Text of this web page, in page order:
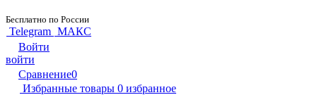
Бесплатно по России
Telegram МАКС
Войти
войти
Сравнение0
Избранные товары 0 избранное